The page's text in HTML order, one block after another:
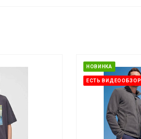
НОВИНКА
ЕСТЬ ВИДЕООБЗОР